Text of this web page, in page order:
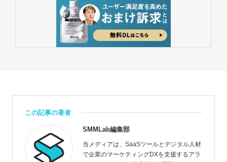
この記事の著者
SMMLab編集部
当メディアは、SaaSツールとデジタル人材
で企業のマーケティングDXを支援するアラ